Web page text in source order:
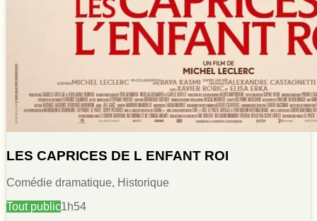
LES CAPRICES DE L ENFANT ROI
Comédie dramatique, Historique
Tout public1h54